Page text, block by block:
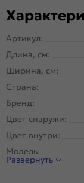
Артикул:
Длина, см:
Ширина, см:
Страна:
Бренд:
Цвет снаружи:
Цвет внутри:
Модель:
Открывание:
Развернуть